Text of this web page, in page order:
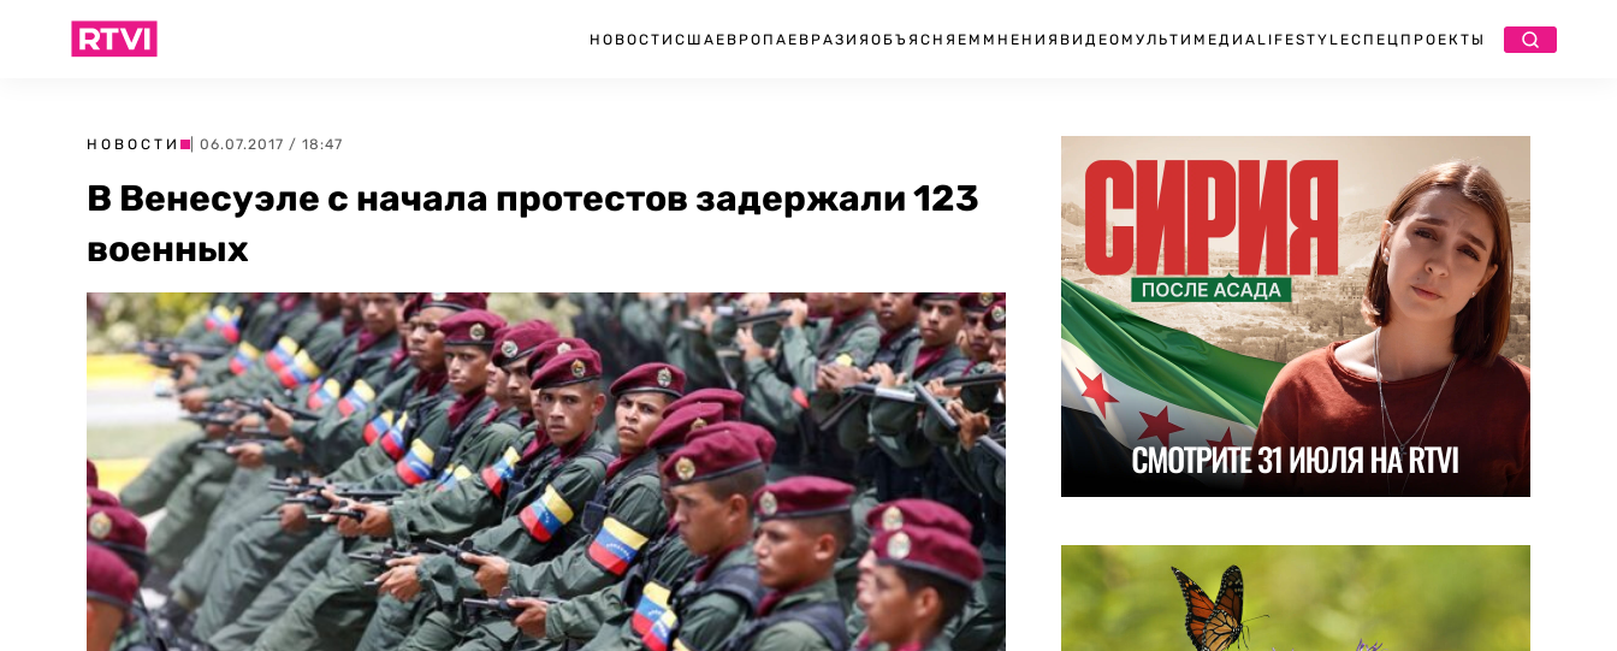
НОВОСТИ США ЕВРОПА ЕВРАЗИЯ ОБЪЯСНЯЕМ МНЕНИЯ ВИДЕО МУЛЬТИМЕДИА LIFESTYLEСПЕЦПРОЕКТЫ
НОВОСТИ | 06.07.2017 / 18:47
В Венесуэле с начала протестов задержали 123
военных